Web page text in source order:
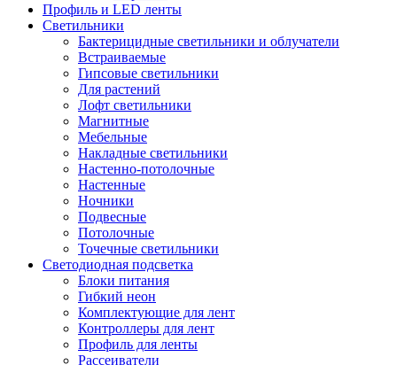
Профиль и LED ленты
Светильники
Бактерицидные светильники и облучатели
Встраиваемые
Гипсовые светильники
Для растений
Лофт светильники
Магнитные
Мебельные
Накладные светильники
Настенно-потолочные
Настенные
Ночники
Подвесные
Потолочные
Точечные светильники
Светодиодная подсветка
Блоки питания
Гибкий неон
Комплектующие для лент
Контроллеры для лент
Профиль для ленты
Рассеиватели